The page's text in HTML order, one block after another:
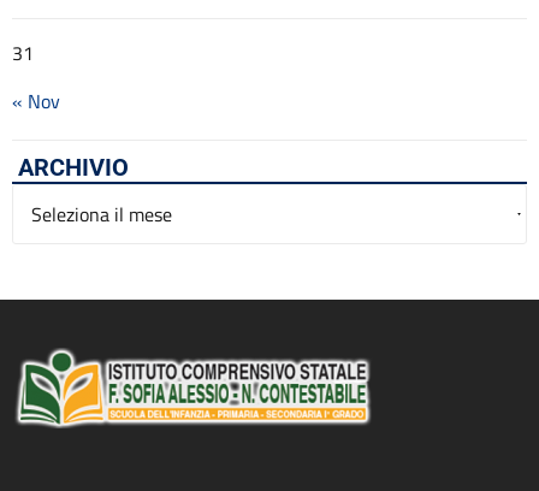
31
« Nov
ARCHIVIO
Archivio